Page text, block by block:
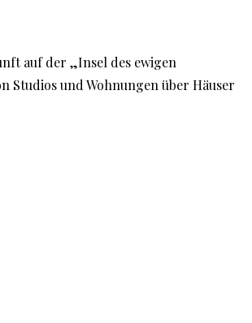
auf der „Insel des ewigen
Studios und Wohnungen über Häuser